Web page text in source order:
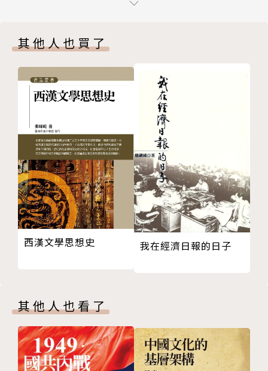
域，一直要到十四世紀才正式被蒙古帝國征服，此後歷
雲南這一省級行政區是元帝國的發明，在此政治空間之
下，本地原住民與漢人移民逐漸融合，服膺於帝國秩
序，並透過科舉制度與儒家文化，逐漸催生了「雲南
人」這個「大一統王朝臣民」的身分認同。
因此，「雲南人」不是「獨立」的想像，而是「臣
民」的想像。從明代開始，「雲南」在政治和文化上成
為中華王朝的重要部分。所謂的「雲南人」，同時也成
為「中國人」的具體表述。
■從雲南的形成，思考中國民族主義的建構本質
不同的部落、部落聯盟和王國，使用具有異國風味的名
稱（如滇、僰、昆明、夜郎、哀牢、勞浸、靡莫、邛都
等）。「雲南」這兩個漢字首次出現於西漢時期，屬於
漢王朝在西南邊疆設置的「益州郡」之下。
西南絲路的個案研究──市馬
結論
第三章 征服雲南： 一個跨區域的分析
雲南與秦帝國的形成
西漢對雲南的「再發現」
諸葛亮之南征
南詔、唐代中國及吐蕃──三國演義
重新解讀中古時代的南詔
大理與兩宋：「欲寇不能，欲臣不得」
明初的雲南征服
結論
國以富饒──蜀漢的傳奇與歷史
中國之外──南詔與大理
蒙古三足鼎立的行政體系
除段立沐
其他人也買了
西漢文學思想史 我在經濟日報的日子
其他人也看了